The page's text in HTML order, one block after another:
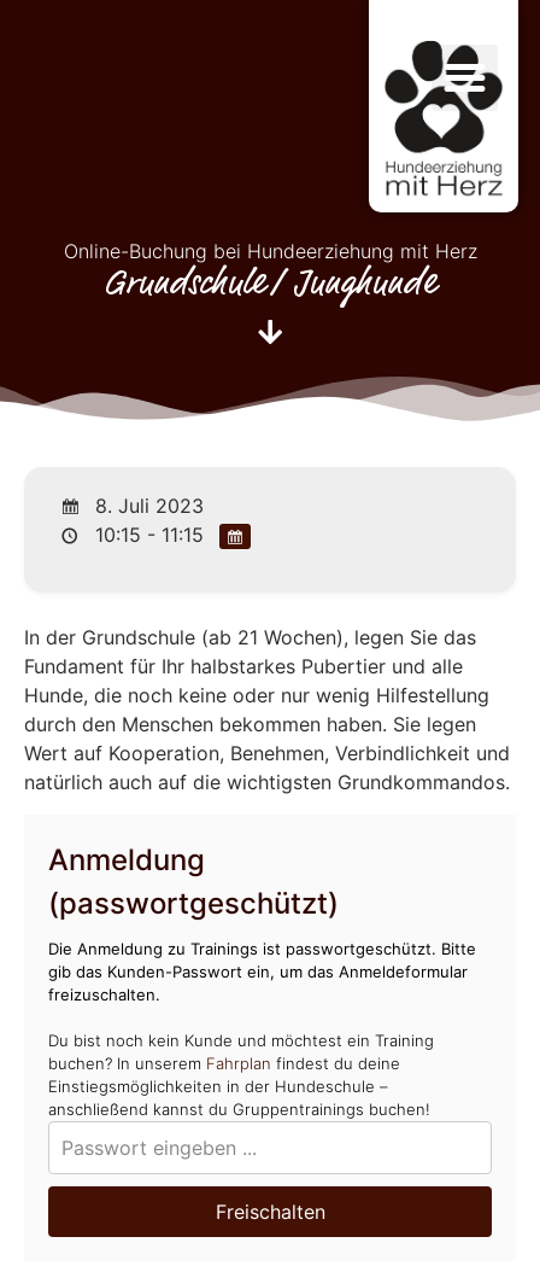
Online-Buchung bei Hundeerziehung mit Herz
Grundschule/ Junghunde
8. Juli 2023
10:15 - 11:15
In der Grundschule (ab 21 Wochen), legen Sie das
Fundament für Ihr halbstarkes Pubertier und alle
Hunde, die noch keine oder nur wenig Hilfestellung
durch den Menschen bekommen haben. Sie legen
Wert auf Kooperation, Benehmen, Verbindlichkeit und
natürlich auch auf die wichtigsten Grundkommandos.
Anmeldung
(passwortgeschützt)
Die Anmeldung zu Trainings ist passwortgeschützt. Bitte
gib das Kunden-Passwort ein, um das Anmeldeformular
freizuschalten.
Du bist noch kein Kunde und möchtest ein Training
buchen? In unserem Fahrplan findest du deine
Einstiegsmöglichkeiten in der Hundeschule –
anschließend kannst du Gruppentrainings buchen!
Freischalten